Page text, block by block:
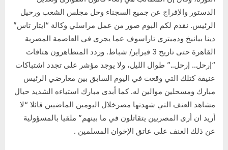
الدستور والإفراج عن جميع السجناء وحل مجلس الشعب ورحيل
الرئيس. نقدم لكم البوم صور من عمل مراسلي وكالة “ايتار تاس”
دينا بيانيخ ودميتري تاراسوف عما يجري في العاصمة المصرية
القاهرة حتى تاريخ 3 فبراير/ شباط. وردد المتظاهرون هتافات
“إرحل.. إرحل..” طوال الليل، ولا يوجد مؤشر على تجدد اشتباكات
عنيفة كتلك التي وقعت في اليوم السابق بين معارضي الرئيس
مبارك ومسحلين موالين له. كما أبدى مبارك استياءه الشديد حيال
مشاهد العنف التي شهدتها مصرخلال اليومين الماضيين قائلا “لا
أريد ان أرى المصريين يتقاتلون في ما بينهم” ملقيا بالمسؤولية
عن ذلك العنف على عاتق الإخوان المسلمين .